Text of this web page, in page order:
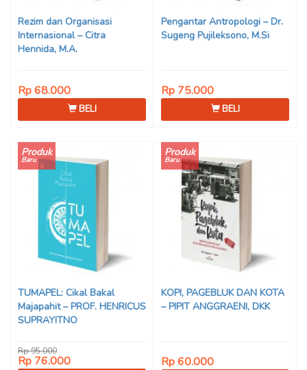
Rezim dan Organisasi
Internasional – Citra
Hennida, M.A.
Rp 68.000
BELI
Pengantar Antropologi – Dr.
Sugeng Pujileksono, M.Si
Rp 75.000
BELI
Produk
Baru
TUMAPEL: Cikal Bakal
Majapahit – PROF. HENRICUS
SUPRAYITNO
Rp 95.000
Rp 76.000
Produk
Baru
KOPI, PAGEBLUK DAN KOTA
– PIPIT ANGGRAENI, DKK
Rp 60.000